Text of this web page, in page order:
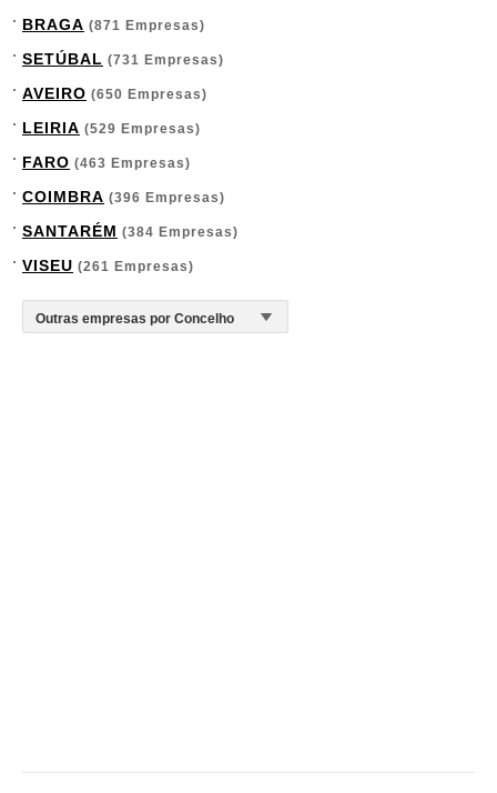
BRAGA (871 Empresas)
SETÚBAL (731 Empresas)
AVEIRO (650 Empresas)
LEIRIA (529 Empresas)
FARO (463 Empresas)
COIMBRA (396 Empresas)
SANTARÉM (384 Empresas)
VISEU (261 Empresas)